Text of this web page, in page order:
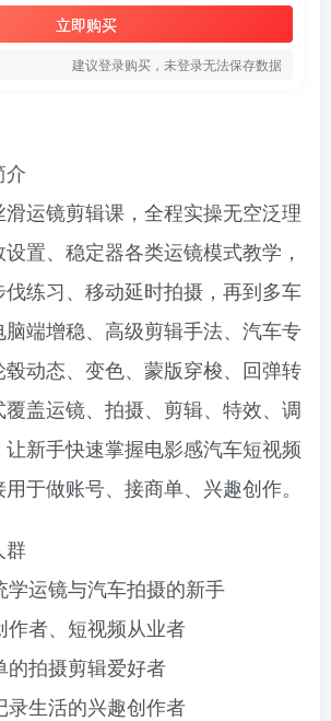
立即购买
建议登录购买，未登录无法保存数据
介
运镜剪辑课，全程实操无空泛理
置、稳定器各类运镜模式教学，
练习、移动延时拍摄，再到多车
端增稳、高级剪辑手法、汽车专
毂动态、变色、蒙版穿梭、回弹转
盖运镜、拍摄、剪辑、特效、调
新手快速掌握电影感汽车短视频
于做账号、接商单、兴趣创作。
群
学运镜与汽车拍摄的新手
作者、短视频从业者
的拍摄剪辑爱好者
录生活的兴趣创作者